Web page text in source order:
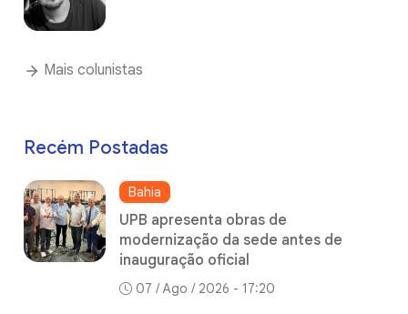
Mais colunistas
Recém Postadas
Bahia
UPB apresenta obras de
modernização da sede antes de
inauguração oficial
07 / Ago / 2026 - 17:20